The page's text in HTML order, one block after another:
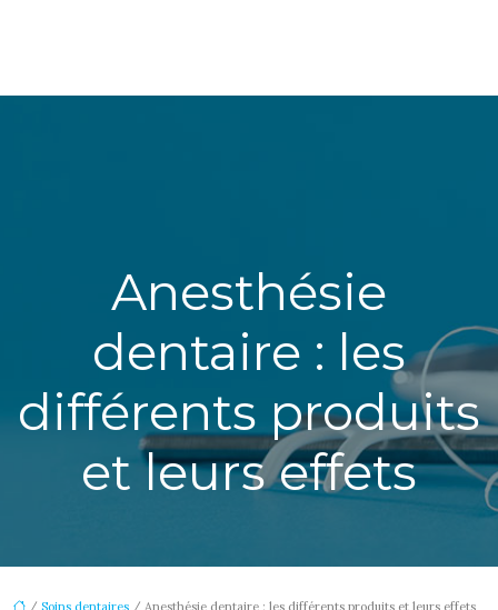
Anesthésie
dentaire : les
différents produits
et leurs effets
/ Soins dentaires / Anesthésie dentaire : les différents produits et leurs effets